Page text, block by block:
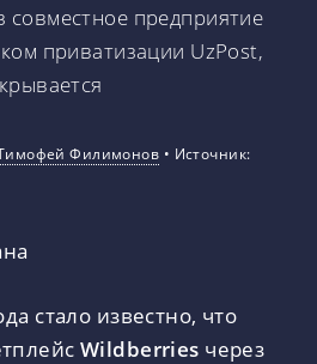
совместное предприятие
приватизации UzPost,
Филимонов • Источник:
стало известно, что
Wildberries через